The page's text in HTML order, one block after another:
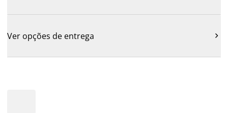
Ver opções de entrega 